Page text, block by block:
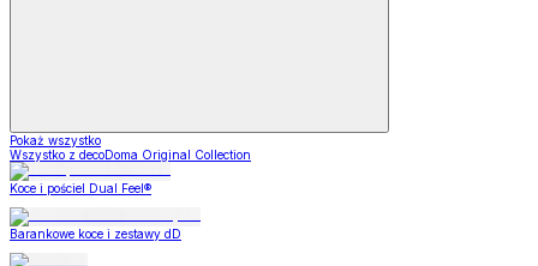
Pokaż wszystko
Wszystko z decoDoma Original Collection
Koce i pościel Dual Feel®
Barankowe koce i zestawy dD